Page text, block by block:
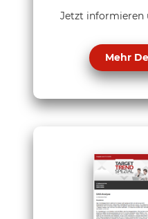
Jetzt informieren
Mehr